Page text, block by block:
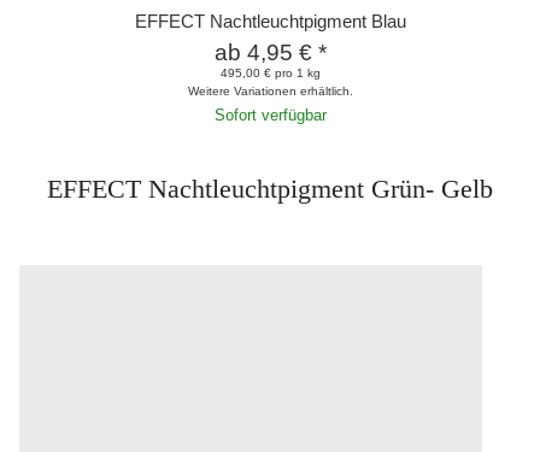
EFFECT Nachtleuchtpigment Blau
ab 4,95 € *
495,00 € pro 1 kg
Weitere Variationen erhältlich.
Sofort verfügbar
EFFECT Nachtleuchtpigment Grün- Gelb